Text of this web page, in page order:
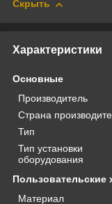
Скрыть
Характеристики
Основные
Производитель
Страна
Тип
Тип установки
оборудования
Пользовательские
Материал